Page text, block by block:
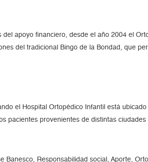
del apoyo financiero, desde el año 2004 el
del tradicional Bingo de la Bondad, que
el Hospital Ortopédico Infantil está
pacientes provenientes de distintas
Banesco, Responsabilidad social, Aporte,